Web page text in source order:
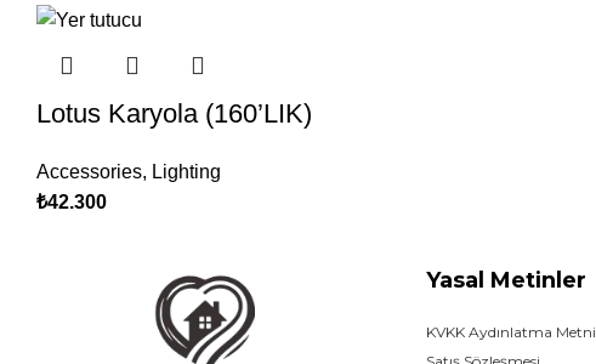
Lotus Karyola (160’LIK)
Accessories, Lighting
₺42.300
Yasal Metinler
KVKK Aydınlatma Metni